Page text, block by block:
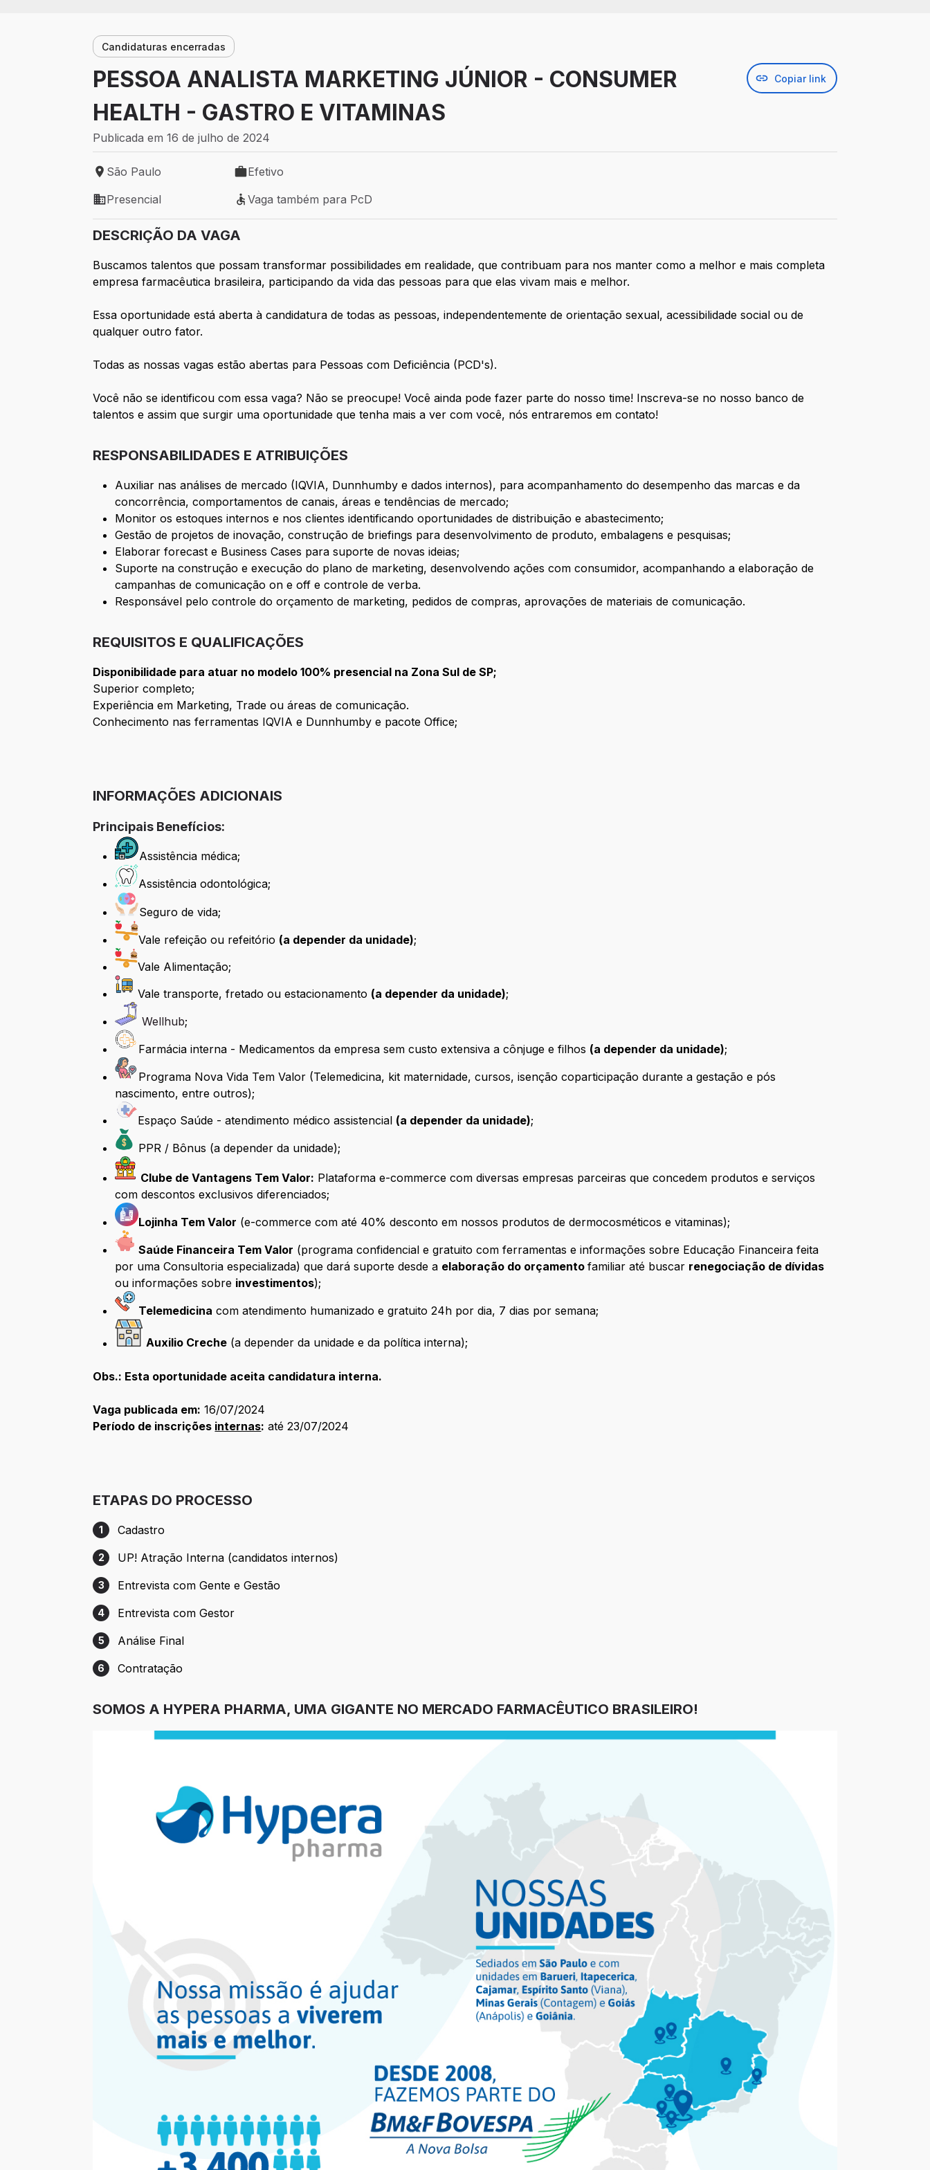
Candidaturas encerradas
PESSOA ANALISTA MARKETING JÚNIOR - CONSUMER
HEALTH - GASTRO E VITAMINAS
Copiar link
Publicada em 16 de julho de 2024
Local de trabalho: São Paulo
São Paulo
Tipo de vaga: Efetivo
Efetivo
Modelo de trabalho: Presencial
Presencial
Vaga também para PcD
Vaga também para PcD
DESCRIÇÃO DA VAGA
Buscamos talentos que possam transformar possibilidades em realidade, que contribuam para nos manter como a melhor e mais completa
empresa farmacêutica brasileira, participando da vida das pessoas para que elas vivam mais e melhor.
Essa oportunidade está aberta à candidatura de todas as pessoas, independentemente de orientação sexual, acessibilidade social ou de
qualquer outro fator.
Todas as nossas vagas estão abertas para Pessoas com Deficiência (PCD's).
Você não se identificou com essa vaga? Não se preocupe! Você ainda pode fazer parte do nosso time! Inscreva-se no nosso banco de
talentos e assim que surgir uma oportunidade que tenha mais a ver com você, nós entraremos em contato!
RESPONSABILIDADES E ATRIBUIÇÕES
Auxiliar nas análises de mercado (IQVIA, Dunnhumby e dados internos), para acompanhamento do desempenho das marcas e da
concorrência, comportamentos de canais, áreas e tendências de mercado;
Monitor os estoques internos e nos clientes identificando oportunidades de distribuição e abastecimento;
Gestão de projetos de inovação, construção de briefings para desenvolvimento de produto, embalagens e pesquisas;
Elaborar forecast e Business Cases para suporte de novas ideias;
Suporte na construção e execução do plano de marketing, desenvolvendo ações com consumidor, acompanhando a elaboração de
campanhas de comunicação on e off e controle de verba.
Responsável pelo controle do orçamento de marketing, pedidos de compras, aprovações de materiais de comunicação.
REQUISITOS E QUALIFICAÇÕES
Disponibilidade para atuar no modelo 100% presencial na Zona Sul de SP;
Superior completo;
Experiência em Marketing, Trade ou áreas de comunicação.
Conhecimento nas ferramentas IQVIA e Dunnhumby e pacote Office;
INFORMAÇÕES ADICIONAIS
Principais Benefícios:
Assistência médica;
Assistência odontológica;
Seguro de vida;
Vale refeição ou refeitório (a depender da unidade);
Vale Alimentação;
Vale transporte, fretado ou estacionamento (a depender da unidade);
Wellhub;
Farmácia interna - Medicamentos da empresa sem custo extensiva a cônjuge e filhos (a depender da unidade);
Programa Nova Vida Tem Valor (Telemedicina, kit maternidade, cursos, isenção coparticipação durante a gestação e pós
nascimento, entre outros);
Espaço Saúde - atendimento médico assistencial (a depender da unidade);
PPR / Bônus (a depender da unidade);
Clube de Vantagens Tem Valor: Plataforma e-commerce com diversas empresas parceiras que concedem produtos e serviços
com descontos exclusivos diferenciados;
Lojinha Tem Valor (e-commerce com até 40% desconto em nossos produtos de dermocosméticos e vitaminas);
Saúde Financeira Tem Valor (programa confidencial e gratuito com ferramentas e informações sobre Educação Financeira feita
por uma Consultoria especializada) que dará suporte desde a elaboração do orçamentofamiliar até buscar renegociação de dívidas
ou informações sobre investimentos);
Telemedicina com atendimento humanizado e gratuito 24h por dia, 7 dias por semana;
Auxilio Creche (a depender da unidade e da política interna);
Obs.: Esta oportunidade aceita candidatura interna.
Vaga publicada em: 16/07/2024
Período de inscrições internas: até 23/07/2024
ETAPAS DO PROCESSO
Etapa 1: Cadastro
1 Cadastro
Etapa 2: UP! Atração Interna (candidatos internos)
2 UP! Atração Interna (candidatos internos)
Etapa 3: Entrevista com Gente e Gestão
3 Entrevista com Gente e Gestão
Etapa 4: Entrevista com Gestor
4 Entrevista com Gestor
Etapa 5: Análise Final
5 Análise Final
Etapa 6: Contratação
6 Contratação
SOMOS A HYPERA PHARMA, UMA GIGANTE NO MERCADO FARMACÊUTICO BRASILEIRO!